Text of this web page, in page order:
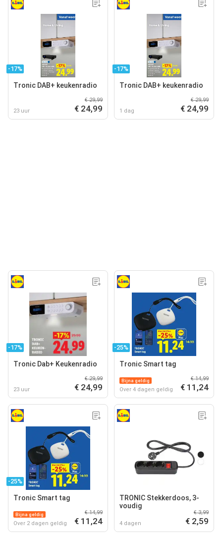
-17%
Tronic DAB+ keukenradio
23 uur
€ 29,99
€ 24,99
-17%
Tronic DAB+ keukenradio
1 dag
€ 29,99
€ 24,99
-17%
Tronic Dab+ Keukenradio
23 uur
€ 29,99
€ 24,99
-25%
Tronic Smart tag
Bijna geldig
Over 4 dagen geldig
€ 14,99
€ 11,24
-25%
Tronic Smart tag
Bijna geldig
Over 2 dagen geldig
€ 14,99
€ 11,24
TRONIC Stekkerdoos, 3-
voudig
4 dagen
€ 3,99
€ 2,59